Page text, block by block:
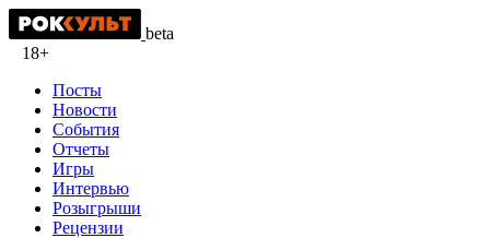
beta
18+
Посты
Новости
События
Отчеты
Игры
Интервью
Розыгрыши
Рецензии